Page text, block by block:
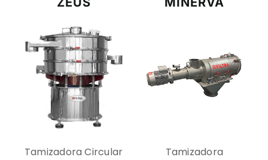
DESCARGAS
Tamizadora Circular
Tamizadora